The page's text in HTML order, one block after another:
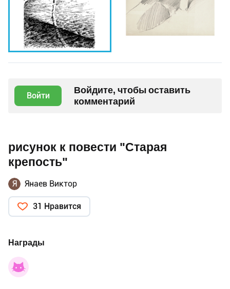
Войти
Войдите, чтобы оставить
комментарий
рисунок к повести "Старая
крепость"
Я Янаев Виктор
31 Нравится
Награды